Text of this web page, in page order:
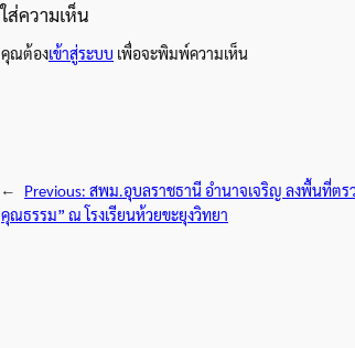
ใส่ความเห็น
คุณต้องเข้าสู่ระบบ เพื่อจะพิมพ์ความเห็น
← Previous: สพม.อุบลราชธานี อำนาจเจริญ ลงพื้นที่ตร
คุณธรรม” ณ โรงเรียนห้วยขะยุงวิทยา